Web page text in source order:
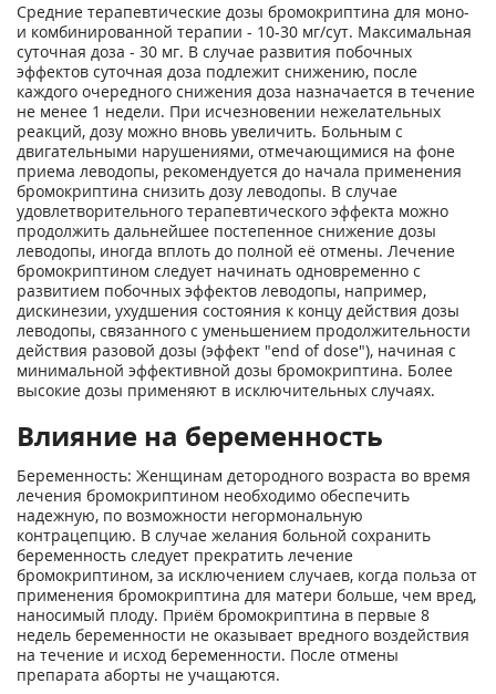
Средние терапевтические дозы бромокриптина для моно-
и комбинированной терапии - 10-30 мг/сут. Максимальная
суточная доза - 30 мг. В случае развития побочных
эффектов суточная доза подлежит снижению, после
каждого очередного снижения доза назначается в течение
не менее 1 недели. При исчезновении нежелательных
реакций, дозу можно вновь увеличить. Больным с
двигательными нарушениями, отмечающимися на фоне
приема леводопы, рекомендуется до начала применения
бромокриптина снизить дозу леводопы. В случае
удовлетворительного терапевтического эффекта можно
продолжить дальнейшее постепенное снижение дозы
леводопы, иногда вплоть до полной её отмены. Лечение
бромокриптином следует начинать одновременно с
развитием побочных эффектов леводопы, например,
дискинезии, ухудшения состояния к концу действия дозы
леводопы, связанного с уменьшением продолжительности
действия разовой дозы (эффект "end of dose"), начиная с
минимальной эффективной дозы бромокриптина. Более
высокие дозы применяют в исключительных случаях.
Влияние на беременность
Беременность: Женщинам детородного возраста во время
лечения бромокриптином необходимо обеспечить
надежную, по возможности негормональную
контрацепцию. В случае желания больной сохранить
беременность следует прекратить лечение
бромокриптином, за исключением случаев, когда польза от
применения бромокриптина для матери больше, чем вред,
наносимый плоду. Приём бромокриптина в первые 8
недель беременности не оказывает вредного воздействия
на течение и исход беременности. Поcле отмены
препарата аборты не учащаются.